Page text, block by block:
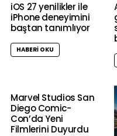
iOS 27 yenilikler ile
iPhone deneyimini
baştan tanımlıyor
HABERI OKU
Marvel Studios San
Diego Comic-
Con’da Yeni
Filmlerini Duyurdu